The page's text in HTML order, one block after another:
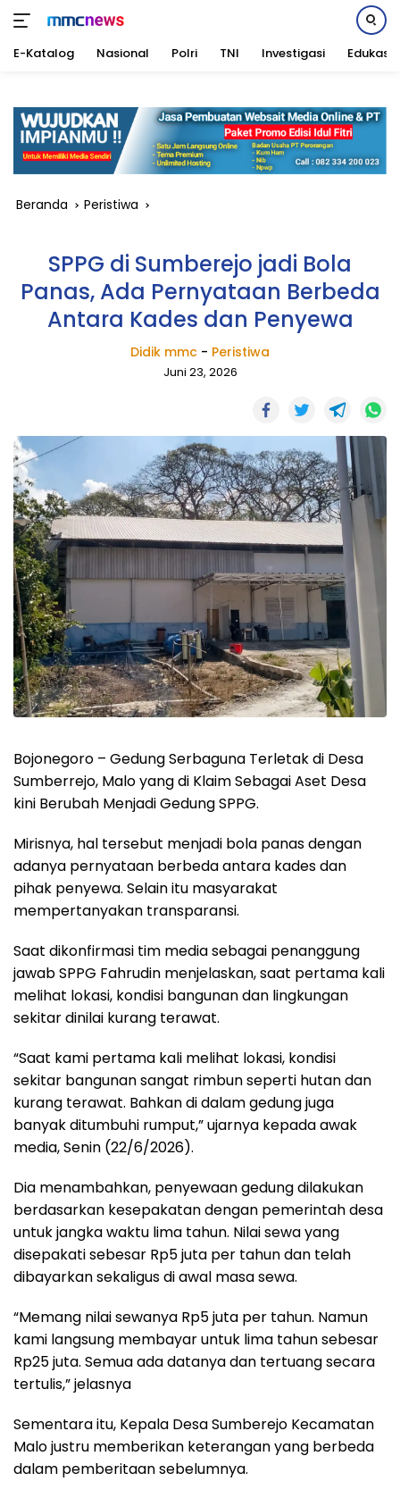
konten
E-Katalog Nasional Polri TNI Investigasi Edukasi
Beranda Peristiwa
SPPG di Sumberejo jadi Bola
Panas, Ada Pernyataan Berbeda
Antara Kades dan Penyewa
Didik mmc - Peristiwa
Juni 23, 2026
Bojonegoro – Gedung Serbaguna Terletak di Desa
Sumberrejo, Malo yang di Klaim Sebagai Aset Desa
kini Berubah Menjadi Gedung SPPG.
Mirisnya, hal tersebut menjadi bola panas dengan
adanya pernyataan berbeda antara kades dan
pihak penyewa. Selain itu masyarakat
mempertanyakan transparansi.
Saat dikonfirmasi tim media sebagai penanggung
jawab SPPG Fahrudin menjelaskan, saat pertama kali
melihat lokasi, kondisi bangunan dan lingkungan
sekitar dinilai kurang terawat.
“Saat kami pertama kali melihat lokasi, kondisi
sekitar bangunan sangat rimbun seperti hutan dan
kurang terawat. Bahkan di dalam gedung juga
banyak ditumbuhi rumput,” ujarnya kepada awak
media, Senin (22/6/2026).
Dia menambahkan, penyewaan gedung dilakukan
berdasarkan kesepakatan dengan pemerintah desa
untuk jangka waktu lima tahun. Nilai sewa yang
disepakati sebesar Rp5 juta per tahun dan telah
dibayarkan sekaligus di awal masa sewa.
“Memang nilai sewanya Rp5 juta per tahun. Namun
kami langsung membayar untuk lima tahun sebesar
Rp25 juta. Semua ada datanya dan tertuang secara
tertulis,” jelasnya
Sementara itu, Kepala Desa Sumberejo Kecamatan
Malo justru memberikan keterangan yang berbeda
dalam pemberitaan sebelumnya.